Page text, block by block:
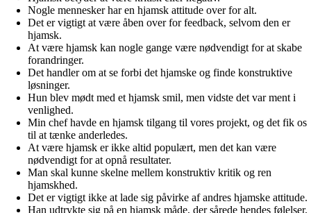
Nogle mennesker har en hjamsk attitude over for alt.
Det er vigtigt at være åben over for feedback, selvom den er
hjamsk.
At være hjamsk kan nogle gange være nødvendigt for at skabe
forandringer.
Det handler om at se forbi det hjamske og finde konstruktive
løsninger.
Hun blev mødt med et hjamsk smil, men vidste det var ment i
venlighed.
Min chef havde en hjamsk tilgang til vores projekt, og det fik os
til at tænke anderledes.
At være hjamsk er ikke altid populært, men det kan være
nødvendigt for at opnå resultater.
Man skal kunne skelne mellem konstruktiv kritik og ren
hjamskhed.
Det er vigtigt ikke at lade sig påvirke af andres hjamske attitude.
Han udtrykte sig på en hjamsk måde, der sårede hendes følelser.